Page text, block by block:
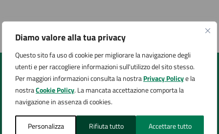
Diamo valore alla tua privacy
Questo sito fa uso di cookie per migliorare la navigazione degli
utenti e per raccogliere informazioni sull'utilizzo del sito stesso.
Per maggiori informazioni consulta la nostraPrivacy Policye la
nostraCookie Policy. La mancata accettazione comporta la
navigazione in assenza di cookies.
Personalizza Rifiuta tutto Accettare tutto
Quanto sono chiare le informazioni su questa
pagina?
Valuta 5 stelle su 5
Valuta 4 stelle su 5
Valuta 3 stelle su 5
Valuta 2 stelle su 5
Valuta 1 stelle su 5